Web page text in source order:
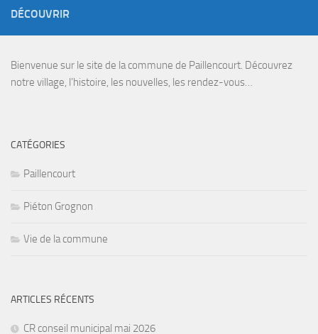
DÉCOUVRIR
Bienvenue sur le site de la commune de Paillencourt. Découvrez
notre village, l’histoire, les nouvelles, les rendez-vous…
CATÉGORIES
Paillencourt
Piéton Grognon
Vie de la commune
ARTICLES RÉCENTS
CR conseil municipal mai 2026